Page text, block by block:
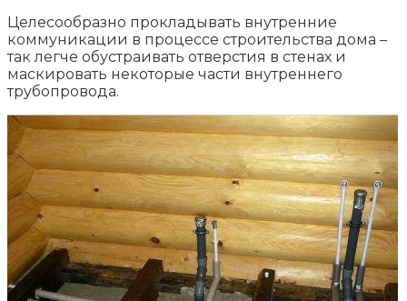
Целесообразно прокладывать внутренние
коммуникации в процессе строительства дома –
так легче обустраивать отверстия в стенах и
маскировать некоторые части внутреннего
трубопровода.